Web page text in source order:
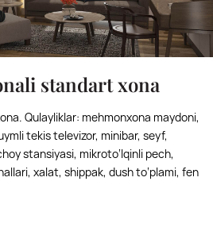
standart xona
Qulayliklar: mehmonxona maydoni,
tekis televizor, minibar, seyf,
stansiyasi, mikroto‘lqinli pech,
xalat, shippak, dush to‘plami, fen